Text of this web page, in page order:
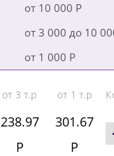
от 10 000 Р
от 3 000 до 10
от 1 000 Р
от 3 т.р от 1 т.р
238.97
Р
301.67
Р